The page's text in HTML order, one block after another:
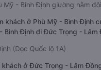
Mỹ - Bình Định giường nằm
khách ở Phù Mỹ - Bình Định
Bình Định đi Đức Trọng - Lâm
(Dọc Quốc lộ 1A)
ở Đức Trọng - Lâm